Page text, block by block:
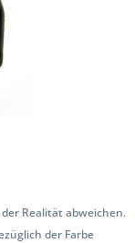
Realität abweichen.
der Farbe